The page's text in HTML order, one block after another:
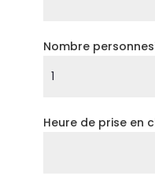
Nombre
Heure de prise en